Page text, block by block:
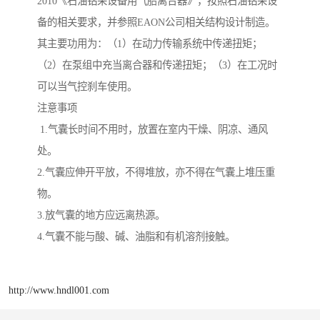
备的相关要求，并参照EAON公司相关结构设计制造。
其主要功用为：（1）在动力传输系统中传递扭矩；
（2）在泵组中充当离合器和传递扭矩；（3）在工况时
可以当气控刹车使用。
注意事项
1.气囊长时间不用时，放置在室内干燥、阴凉、通风
处。
2.气囊应伸开平放，不得堆放，亦不得在气囊上堆压重
物。
3.放气囊的地方应远离热源。
4.气囊不能与酸、碱、油脂和有机溶剂接触。
http://www.hndl001.com